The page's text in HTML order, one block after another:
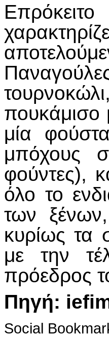
πουκάμισο
μία
μπόχους
φούντες),
όλο το
των
κυρίως τα
με την
πρόεδρος
Πηγή:
Social